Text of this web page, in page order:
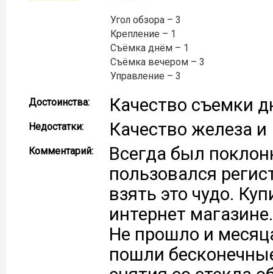
Угол обзора – 3
Крепление – 1
Съёмка днём – 1
Съёмка вечером – 3
Управление – 3
Достоинства: Качество съемки
Недостатки: Качество железа
Комментарий:
Всегда был
пользовался
взять это чудо.
интернет магазине.
Не прошло и
пошли